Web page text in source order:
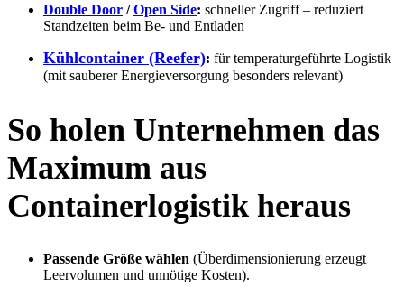
Double Door /Open Side: schneller Zugriff – reduziert
Standzeiten beim Be- und Entladen
Kühlcontainer (Reefer): für temperaturgeführte Logistik
(mit sauberer Energieversorgung besonders relevant)
So holen Unternehmen das
Maximum aus
Containerlogistik heraus
Passende Größe wählen (Überdimensionierung erzeugt
Leervolumen und unnötige Kosten).